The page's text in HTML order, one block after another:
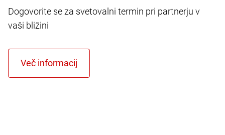
Dogovorite se za svetovalni termin pri partnerju v
vaši bližini